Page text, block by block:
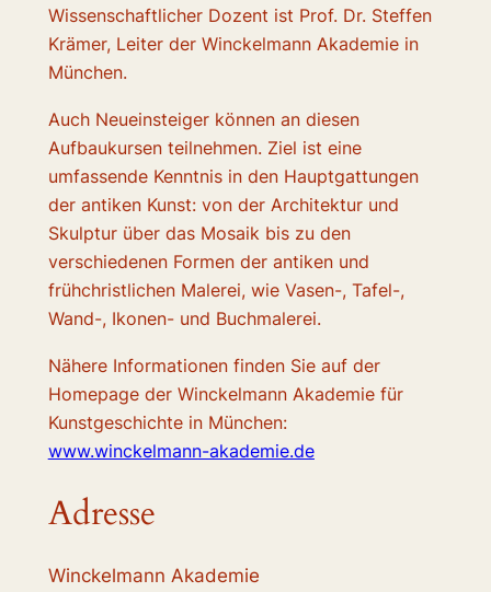
Wissenschaftlicher Dozent ist Prof. Dr. Steffen
Krämer, Leiter der Winckelmann Akademie in
München.
Auch Neueinsteiger können an diesen
Aufbaukursen teilnehmen. Ziel ist eine
umfassende Kenntnis in den Hauptgattungen
der antiken Kunst: von der Architektur und
Skulptur über das Mosaik bis zu den
verschiedenen Formen der antiken und
frühchristlichen Malerei, wie Vasen-, Tafel-,
Wand-, Ikonen- und Buchmalerei.
Nähere Informationen finden Sie auf der
Homepage der Winckelmann Akademie für
Kunstgeschichte in München:
www.winckelmann-akademie.de
Adresse
Winckelmann Akademie